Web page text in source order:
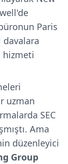
Paris
davalara
hizmeti
uzman
SEC
Ama
düzenleyici
Group